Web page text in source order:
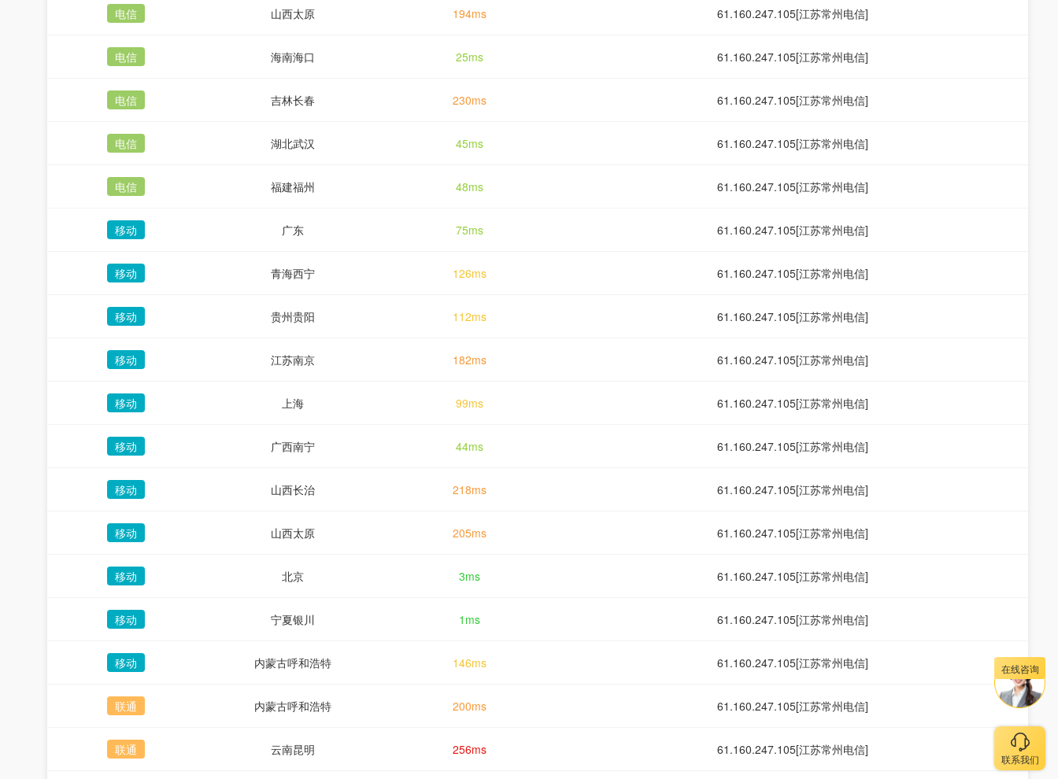
电信 山西太原 194ms 61.160.247.105[江苏常州电信]
电信 海南海口 25ms 61.160.247.105[江苏常州电信]
电信 吉林长春 230ms 61.160.247.105[江苏常州电信]
电信 湖北武汉 45ms 61.160.247.105[江苏常州电信]
电信 福建福州 48ms 61.160.247.105[江苏常州电信]
移动 广东 75ms 61.160.247.105[江苏常州电信]
移动 青海西宁 126ms 61.160.247.105[江苏常州电信]
移动 贵州贵阳 112ms 61.160.247.105[江苏常州电信]
移动 江苏南京 182ms 61.160.247.105[江苏常州电信]
移动 上海 99ms 61.160.247.105[江苏常州电信]
移动 广西南宁 44ms 61.160.247.105[江苏常州电信]
移动 山西长治 218ms 61.160.247.105[江苏常州电信]
移动 山西太原 205ms 61.160.247.105[江苏常州电信]
移动 北京 3ms 61.160.247.105[江苏常州电信]
移动 宁夏银川 1ms 61.160.247.105[江苏常州电信]
移动 内蒙古呼和浩特 146ms 61.160.247.105[江苏常州电信]
联通 内蒙古呼和浩特 200ms 61.160.247.105[江苏常州电信]
联通 云南昆明 256ms 61.160.247.105[江苏常州电信]
在线咨询
联系我们